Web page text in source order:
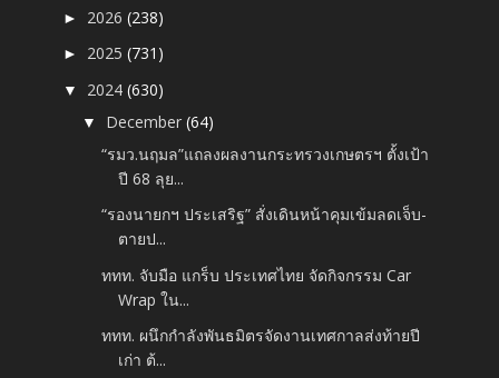
► 2026(238)
► 2025(731)
▼ 2024(630)
▼ December(64)
“รมว.นฤมล”แถลงผลงานกระทรวงเกษตรฯ ตั้งเป้า
ปี 68 ลุย...
“รองนายกฯ ประเสริฐ” สั่งเดินหน้าคุมเข้มลดเจ็บ-
ตายป...
ททท. จับมือ แกร็บ ประเทศไทย จัดกิจกรรม Car
Wrap ใน...
ททท. ผนึกกำลังพันธมิตรจัดงานเทศกาลส่งท้ายปี
เก่า ต้...